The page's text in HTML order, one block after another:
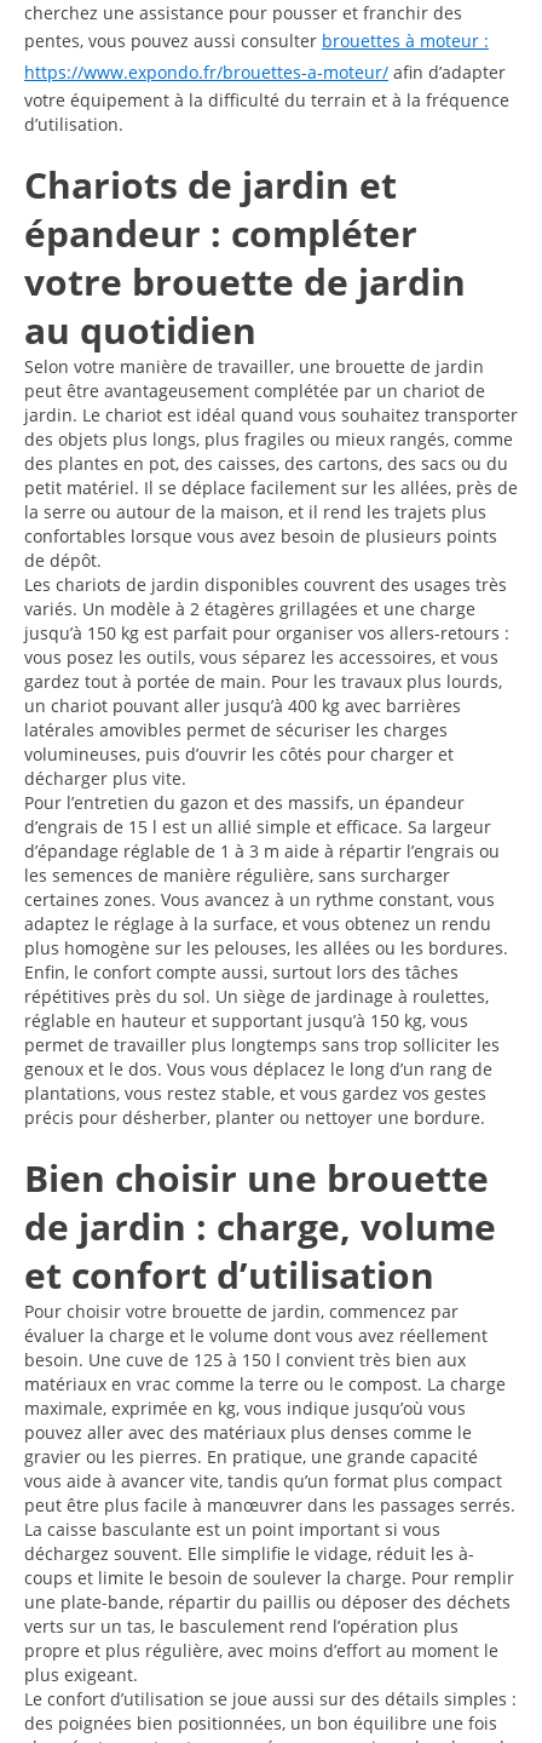
cherchez une assistance pour pousser et franchir des
pentes, vous pouvez aussi consulter brouettes à moteur :
https://www.expondo.fr/brouettes-a-moteur/ afin d’adapter
votre équipement à la difficulté du terrain et à la fréquence
d’utilisation.
Chariots de jardin et
épandeur : compléter
votre brouette de jardin
au quotidien
Selon votre manière de travailler, une brouette de jardin
peut être avantageusement complétée par un chariot de
jardin. Le chariot est idéal quand vous souhaitez transporter
des objets plus longs, plus fragiles ou mieux rangés, comme
des plantes en pot, des caisses, des cartons, des sacs ou du
petit matériel. Il se déplace facilement sur les allées, près de
la serre ou autour de la maison, et il rend les trajets plus
confortables lorsque vous avez besoin de plusieurs points
de dépôt.
Les chariots de jardin disponibles couvrent des usages très
variés. Un modèle à 2 étagères grillagées et une charge
jusqu’à 150 kg est parfait pour organiser vos allers-retours :
vous posez les outils, vous séparez les accessoires, et vous
gardez tout à portée de main. Pour les travaux plus lourds,
un chariot pouvant aller jusqu’à 400 kg avec barrières
latérales amovibles permet de sécuriser les charges
volumineuses, puis d’ouvrir les côtés pour charger et
décharger plus vite.
Pour l’entretien du gazon et des massifs, un épandeur
d’engrais de 15 l est un allié simple et efficace. Sa largeur
d’épandage réglable de 1 à 3 m aide à répartir l’engrais ou
les semences de manière régulière, sans surcharger
certaines zones. Vous avancez à un rythme constant, vous
adaptez le réglage à la surface, et vous obtenez un rendu
plus homogène sur les pelouses, les allées ou les bordures.
Enfin, le confort compte aussi, surtout lors des tâches
répétitives près du sol. Un siège de jardinage à roulettes,
réglable en hauteur et supportant jusqu’à 150 kg, vous
permet de travailler plus longtemps sans trop solliciter les
genoux et le dos. Vous vous déplacez le long d’un rang de
plantations, vous restez stable, et vous gardez vos gestes
précis pour désherber, planter ou nettoyer une bordure.
Bien choisir une brouette
de jardin : charge, volume
et confort d’utilisation
Pour choisir votre brouette de jardin, commencez par
évaluer la charge et le volume dont vous avez réellement
besoin. Une cuve de 125 à 150 l convient très bien aux
matériaux en vrac comme la terre ou le compost. La charge
maximale, exprimée en kg, vous indique jusqu’où vous
pouvez aller avec des matériaux plus denses comme le
gravier ou les pierres. En pratique, une grande capacité
vous aide à avancer vite, tandis qu’un format plus compact
peut être plus facile à manœuvrer dans les passages serrés.
La caisse basculante est un point important si vous
déchargez souvent. Elle simplifie le vidage, réduit les à-
coups et limite le besoin de soulever la charge. Pour remplir
une plate-bande, répartir du paillis ou déposer des déchets
verts sur un tas, le basculement rend l’opération plus
propre et plus régulière, avec moins d’effort au moment le
plus exigeant.
Le confort d’utilisation se joue aussi sur des détails simples :
des poignées bien positionnées, un bon équilibre une fois